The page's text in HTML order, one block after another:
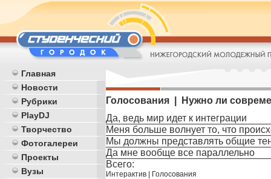
Главная
Новости
Рубрики
PlayDJ
Творчество
Фотогалереи
Проекты
Вузы
Голосования | Нужно ли
Да, ведь мир идет к интеграции
Меня больше волнует то, что
Мы должны представлять общие
Да мне вообще все параллельно
Всего:
Интерактив Голосования